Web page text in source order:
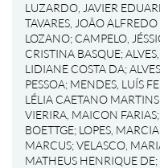
LUZARDO, JAVIER
TAVARES, JOÃO
LOZANO; CAMPELO,
CRISTINA BASQUE;
LIDIANE COSTA DA;
PESSOA; MENDES, LUÍS
LÉLIA CAETANO MARTINS
VIERIRA, MAICON FARIAS;
BOETTGE; LOPES,
MARCUS;VELASCO,
MATHEUS HENRIQUE DE;